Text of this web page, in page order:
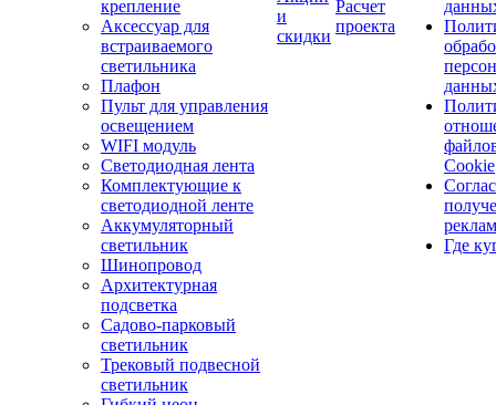
крепление
Аксессуар для
встраиваемого
светильника
Плафон
Пульт для управления
освещением
WIFI модуль
Светодиодная лента
Комплектующие к
светодиодной ленте
Аккумуляторный
светильник
Шинопровод
Архитектурная
подсветка
Садово-парковый
светильник
Трековый подвесной
светильник
и
скидки
Расчет
проекта
Cookie
Где